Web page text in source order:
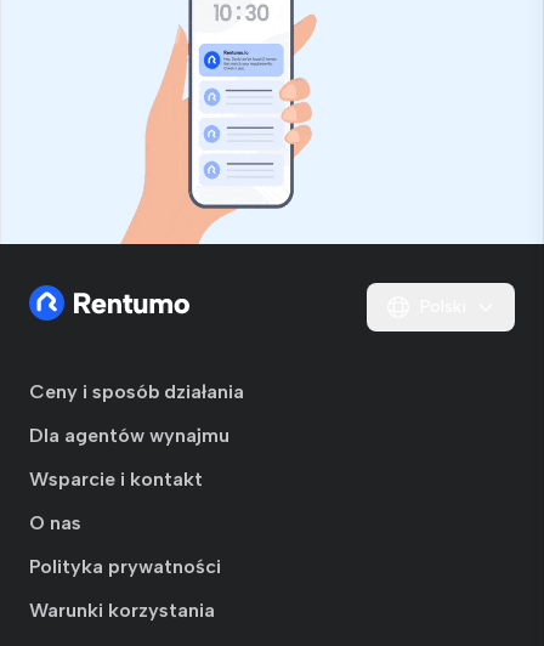
Ceny i sposób działania
Dla agentów wynajmu
Wsparcie i kontakt
O nas
Polityka prywatności
Warunki korzystania